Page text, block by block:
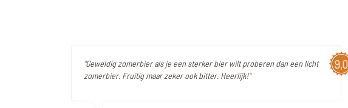
9,0
"Geweldig zomerbier als je een sterker bier wilt proberen dan een licht
zomerbier. Fruitig maar zeker ook bitter. Heerlijk!"